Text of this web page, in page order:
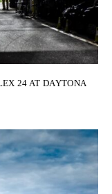
24 AT DAYTONA